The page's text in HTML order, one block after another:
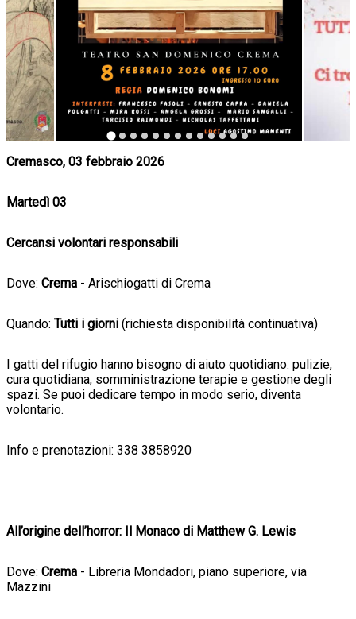
Cremasco, 03 febbraio 2026
Martedì 03
Cercansi volontari responsabili
Dove: Crema - Arischiogatti di Crema
Quando: Tutti i giorni (richiesta disponibilità continuativa)
I gatti del rifugio hanno bisogno di aiuto quotidiano: pulizie,
cura quotidiana, somministrazione terapie e gestione degli
spazi. Se puoi dedicare tempo in modo serio, diventa
volontario.
Info e prenotazioni: 338 3858920
All’origine dell’horror: Il Monaco di Matthew G. Lewis
Dove: Crema - Libreria Mondadori, piano superiore, via
Mazzini